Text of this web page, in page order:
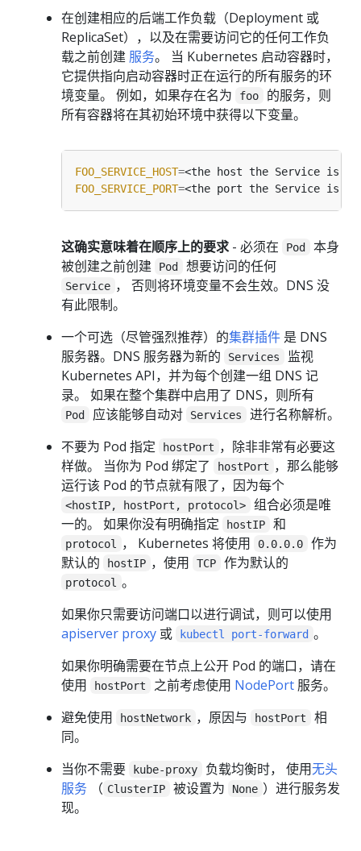
在创建相应的后端工作负载（Deployment 或
ReplicaSet），以及在需要访问它的任何工作负
载之前创建 服务。 当 Kubernetes 启动容器时，
它提供指向启动容器时正在运行的所有服务的环
境变量。 例如，如果存在名为
foo
的服务，则
所有容器将在其初始环境中获得以下变量。
FOO_SERVICE_HOST=
FOO_SERVICE_PORT=
这确实意味着在顺序上的要求 - 必须在 Pod
本身
被创建之前创建
Pod 想要访问的任何
Service ， 否则将环境变量不会生效。DNS 没
有此限制。
一个可选（尽管强烈推荐）的集群插件 是 DNS
服务器。DNS 服务器为新的
Services
监视
Kubernetes API，并为每个创建一组 DNS 记
录。 如果在整个集群中启用了 DNS，则所有
Pod 应该能够自动对 Services
进行名称解析。
不要为 Pod 指定
hostPort ，除非非常有必要这
样做。 当你为 Pod 绑定了
hostPort ，那么能够
运行该 Pod 的节点就有限了，因为每个
<hostIP, hostPort, protocol>
组合必须是唯
一的。 如果你没有明确指定
hostIP 和
protocol ， Kubernetes 将使用 0.0.0.0
作为
默认的
hostIP ，使用 TCP 作为默认的
protocol 。
如果你只需要访问端口以进行调试，则可以使用
apiserver proxy 或 kubectl port-forward 。
如果你明确需要在节点上公开 Pod 的端口，请在
使用
hostPort 之前考虑使用 NodePort服务。
避免使用
hostNetwork ，原因与 hostPort
相
同。
当你不需要
kube-proxy 负载均衡时， 使用无头
服务 （ ClusterIP 被设置为 None ）进行服务发
现。